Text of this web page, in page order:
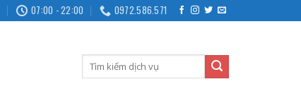
07:00 - 22:00 0972.586.571